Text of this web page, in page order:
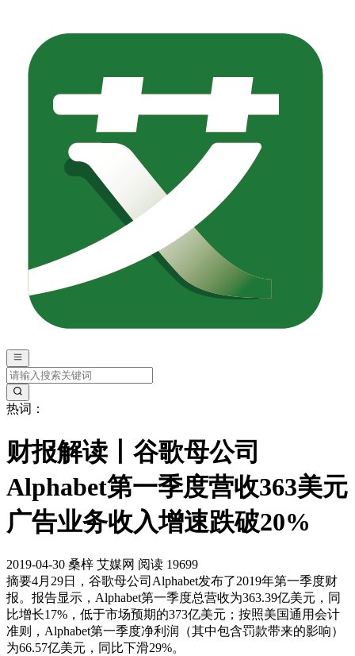
热词：
财报解读丨谷歌母公司
Alphabet第一季度营收363美元
广告业务收入增速跌破20%
2019-04-30 桑梓 艾媒网 阅读 19699
摘要4月29日，谷歌母公司Alphabet发布了2019年第一季度财
报。报告显示，Alphabet第一季度总营收为363.39亿美元，同
比增长17%，低于市场预期的373亿美元；按照美国通用会计
准则，Alphabet第一季度净利润（其中包含罚款带来的影响）
为66.57亿美元，同比下滑29%。